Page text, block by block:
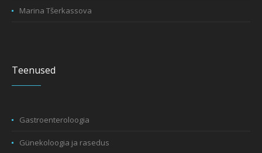
Marina Tšerkassova
Teenused
Gastroenteroloogia
Günekoloogia ja rasedus